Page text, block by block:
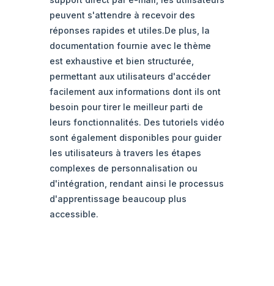
peuvent s'attendre à recevoir des
réponses rapides et utiles.De plus, la
documentation fournie avec le thème
est exhaustive et bien structurée,
permettant aux utilisateurs d'accéder
facilement aux informations dont ils ont
besoin pour tirer le meilleur parti de
leurs fonctionnalités. Des tutoriels vidéo
sont également disponibles pour guider
les utilisateurs à travers les étapes
complexes de personnalisation ou
d'intégration, rendant ainsi le processus
d'apprentissage beaucoup plus
accessible.